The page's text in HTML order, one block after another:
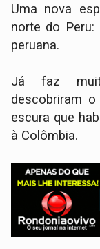
Uma nova
norte do Peru:
peruana.
Já faz
descobriram
escura que
à Colômbia.